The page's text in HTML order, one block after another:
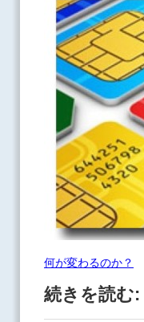
何が変わるのか？
続きを読む: